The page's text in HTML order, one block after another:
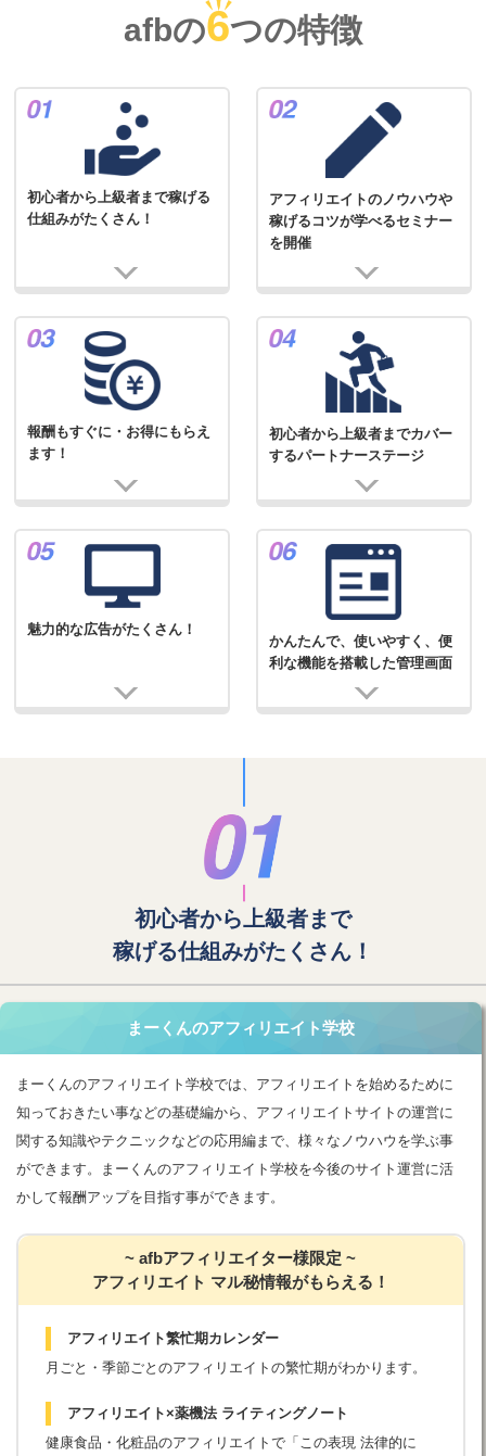
afbの6つの特徴
初心者から上級者まで稼げる
仕組みがたくさん！
アフィリエイトのノウハウや
稼げるコツが学べるセミナー
を開催
報酬もすぐに・お得にもらえ
ます！
初心者から上級者までカバー
するパートナーステージ
魅力的な広告がたくさん！
かんたんで、使いやすく、便
利な機能を搭載した管理画面
初心者から上級者まで
稼げる仕組みがたくさん！
まーくんのアフィリエイト学校
まーくんのアフィリエイト学校では、アフィリエイトを始めるために
知っておきたい事などの基礎編から、アフィリエイトサイトの運営に
関する知識やテクニックなどの応用編まで、様々なノウハウを学ぶ事
ができます。まーくんのアフィリエイト学校を今後のサイト運営に活
かして報酬アップを目指す事ができます。
~ afbアフィリエイター様限定 ~
アフィリエイト マル秘情報がもらえる！
アフィリエイト繁忙期カレンダー
月ごと・季節ごとのアフィリエイトの繁忙期がわかります。
アフィリエイト×薬機法 ライティングノート
健康食品・化粧品のアフィリエイトで「この表現 法律的に